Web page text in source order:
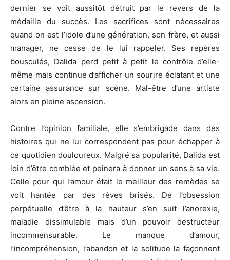
dernier se voit aussitôt détruit par le revers de la
médaille du succès. Les sacrifices sont nécessaires
quand on est l’idole d’une génération, son frère, et aussi
manager, ne cesse de le lui rappeler. Ses repères
bousculés, Dalida perd petit à petit le contrôle d’elle-
même mais continue d’afficher un sourire éclatant et une
certaine assurance sur scène. Mal-être d’une artiste
alors en pleine ascension.
Contre l’opinion familiale, elle s’embrigade dans des
histoires qui ne lui correspondent pas pour échapper à
ce quotidien douloureux. Malgré sa popularité, Dalida est
loin d’être comblée et peinera à donner un sens à sa vie.
Celle pour qui l’amour était le meilleur des remèdes se
voit hantée par des rêves brisés. De l’obsession
perpétuelle d’être à la hauteur s’en suit l’anorexie,
maladie dissimulable mais d’un pouvoir destructeur
incommensurable. Le manque d’amour,
l’incompréhension, l’abandon et la solitude la façonnent